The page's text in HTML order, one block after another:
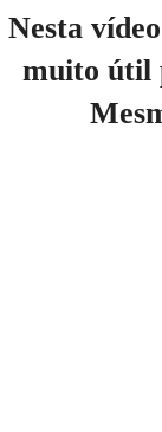
Nesta
muito útil